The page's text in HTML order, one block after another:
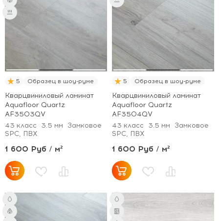
5 Образец в шоу-руме
Кварцвиниловый ламинат
Aquafloor Quartz
AF3503QV
43 класс
3.5 мм
Замковое
SPC, ПВХ
1 600 Руб / м²
5 Образец в шоу-руме
Кварцвиниловый ламинат
Aquafloor Quartz
AF3504QV
43 класс
3.5 мм
Замковое
SPC, ПВХ
1 600 Руб / м²